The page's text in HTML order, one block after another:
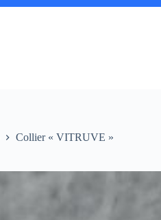
Collier « VITRUVE »